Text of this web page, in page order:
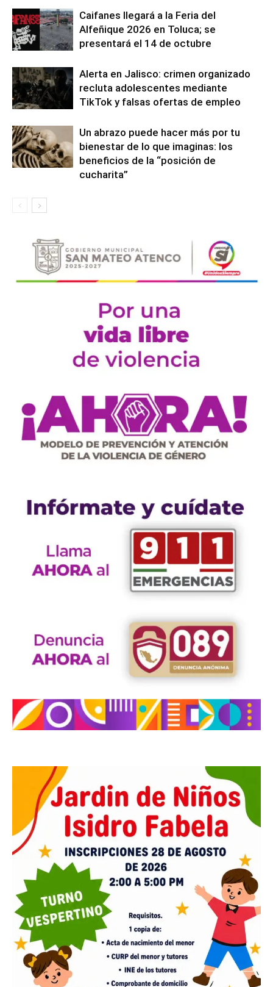
Caifanes llegará a la Feria del
Alfeñique 2026 en Toluca; se
presentará el 14 de octubre
Alerta en Jalisco: crimen organizado
recluta adolescentes mediante
TikTok y falsas ofertas de empleo
Un abrazo puede hacer más por tu
bienestar de lo que imaginas: los
beneficios de la “posición de
cucharita”